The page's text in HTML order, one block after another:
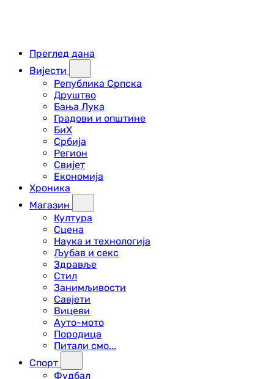
Преглед дана
Вијести
Република Српска
Друштво
Бања Лука
Градови и општине
БиХ
Србија
Регион
Свијет
Економија
Хроника
Магазин
Култура
Сцена
Наука и технологија
Љубав и секс
Здравље
Стил
Занимљивости
Савјети
Вицеви
Ауто-мото
Породица
Питали смо...
Спорт
Фудбал